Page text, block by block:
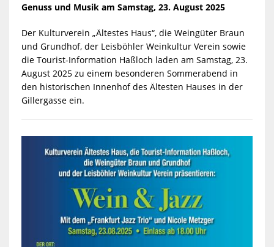
Genuss und Musik am Samstag, 23. August 2025
Der Kulturverein „Ältestes Haus“, die Weingüter Braun
und Grundhof, der Leisböhler Weinkultur Verein sowie
die Tourist-Information Haßloch laden am Samstag, 23.
August 2025 zu einem besonderen Sommerabend in
den historischen Innenhof des Ältesten Hauses in der
Gillergasse ein.